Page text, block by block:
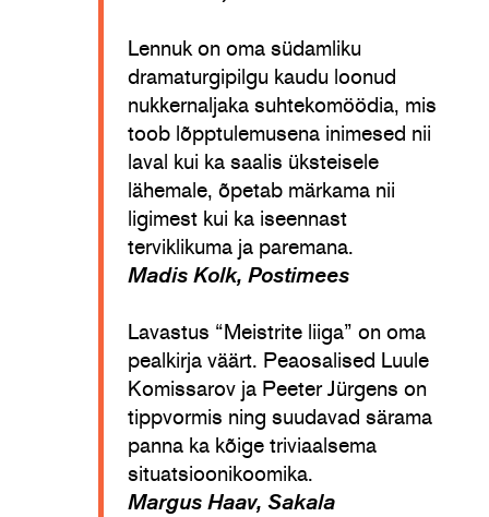
Lennuk on oma südamliku
dramaturgipilgu kaudu loonud
nukkernaljaka suhtekomöödia, mis
toob lõpptulemusena inimesed nii
laval kui ka saalis üksteisele
lähemale, õpetab märkama nii
ligimest kui ka iseennast
terviklikuma ja paremana.
Madis Kolk, Postimees
Lavastus “Meistrite liiga” on oma
pealkirja väärt. Peaosalised Luule
Komissarov ja Peeter Jürgens on
tippvormis ning suudavad särama
panna ka kõige triviaalsema
situatsioonikoomika.
Margus Haav, Sakala